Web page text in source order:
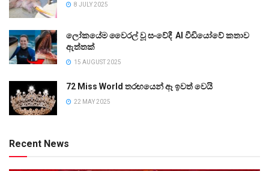
8 JULY 2025
ලෝකයේම වෛරල් වූ සංවේදී AI වීඩියෝවේ කතාව
ඇත්තක්
15 AUGUST 2025
72 Miss World තරඟයෙන් ඈ ඉවත් වෙයි
22 MAY 2025
Recent News